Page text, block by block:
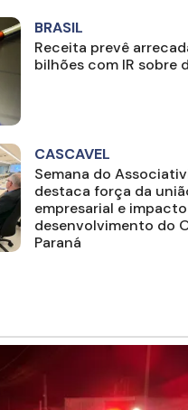
BRASIL
Receita prevê
bilhões com IR sobre
CASCAVEL
Semana do
destaca força da
empresarial e
desenvolvimento do
Paraná